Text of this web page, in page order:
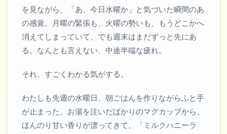
を見ながら、「あ、今日水曜か」と気づいた瞬間のあ
の感覚。月曜の緊張も、火曜の勢いも、もうどこかへ
消えてしまっていて、でも週末はまだずっと先にあ
る。なんとも言えない、中途半端な疲れ。
それ、すごくわかる気がする。
わたしも先週の水曜日、朝ごはんを作りながらふと手
が止まった。お湯を注いだばかりのマグカップから、
ほんのり甘い香りが漂ってきて。「ミルクハニーラ